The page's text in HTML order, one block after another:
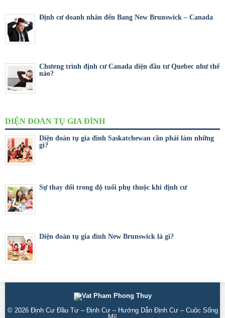
Định cư doanh nhân đến Bang New Brunswick – Canada
Chương trình định cư Canada diện đầu tư Quebec như thế
nào?
DIỆN ĐOÀN TỤ GIA ĐÌNH
Diện đoàn tụ gia đình Saskatchewan cần phải làm những
gì?
Sự thay đổi trong độ tuổi phụ thuộc khi định cư
Diện đoàn tụ gia đình New Brunswick là gì?
© 2026 Định Cư Đầu Tư – Định Cư – Hướng Dẫn Định Cư – Cuộc Sống